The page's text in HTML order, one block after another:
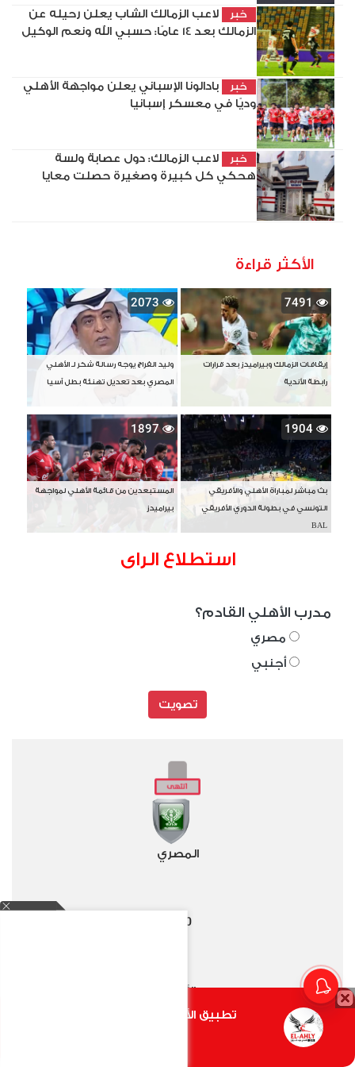
خبر
لاعب الزمالك الشاب يعلن رحيله عن
الزمالك بعد 14 عامًا: حسبي الله ونعم الوكيل
خبر
بادالونا الإسباني يعلن مواجهة الأهلي
وديًا في معسكر إسبانيا
خبر
لاعب الزمالك: دول عصابة ولسة
هحكي كل كبيرة وصغيرة حصلت معايا
الأكثر قراءة
7491
إيقافات الزمالك وبيراميدز بعد قرارات
رابطة الأندية
2073
وليد الفراج يوجه رسالة شكر لـ الأهلي
المصري بعد تعديل تهنئة بطل آسيا
1904
بث مباشر لمباراة الأهلي والأفريقي
التونسي في بطولة الدوري الأفريقي
BAL
1897
المستبعدين من قائمة الأهلي لمواجهة
بيراميدز
استطلاع الراى
مدرب الأهلي القادم؟
مصري
أجنبي
تصويت
المصري
0
الأهلي
تطبيق الأهلي.كوم متاح الأن